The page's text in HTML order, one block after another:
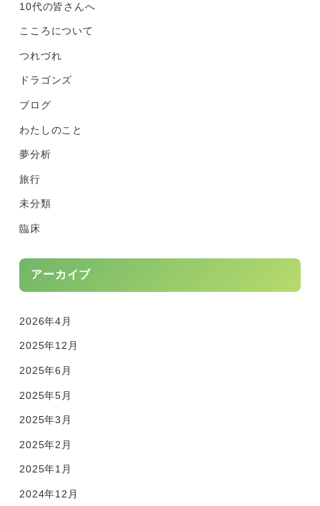
10代の皆さんへ
こころについて
つれづれ
ドラゴンズ
ブログ
わたしのこと
夢分析
旅行
未分類
臨床
アーカイブ
2026年4月
2025年12月
2025年6月
2025年5月
2025年3月
2025年2月
2025年1月
2024年12月